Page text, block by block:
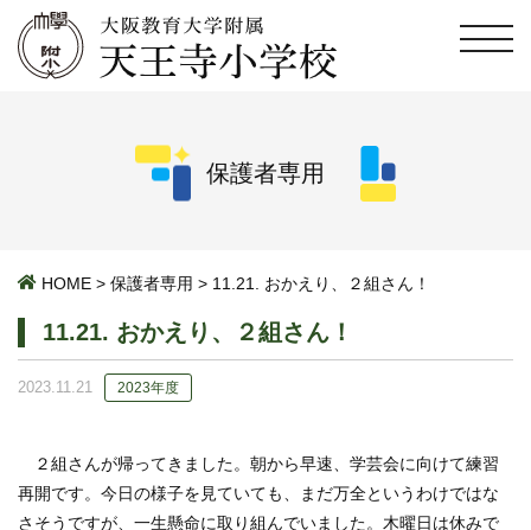
保護者専用
HOME > 保護者専用 > 11.21. おかえり、２組さん！
11.21. おかえり、２組さん！
2023.11.21 2023年度
２組さんが帰ってきました。朝から早速、学芸会に向けて練習
再開です。今日の様子を見ていても、まだ万全というわけではな
さそうですが、一生懸命に取り組んでいました。木曜日は休みで